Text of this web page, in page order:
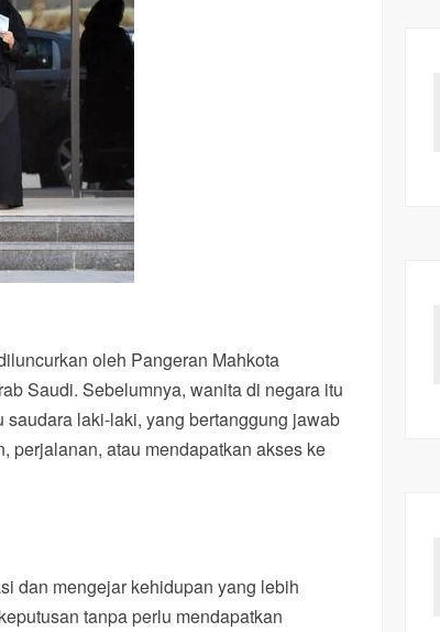
oleh Pangeran Mahkota
Saudi. Sebelumnya, wanita di negara itu
laki-laki, yang bertanggung jawab
perjalanan, atau mendapatkan akses ke
dan mengejar kehidupan yang lebih
tanpa perlu mendapatkan